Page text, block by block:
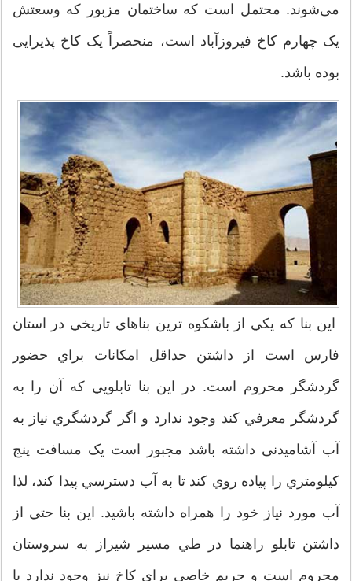
می‌شوند. محتمل است که ساختمان مزبور که وسعتش
یک چهارم کاخ فیروزآباد است، منحصراً یک کاخ پذیرایی
بوده باشد.
اين بنا که يکي از باشکوه ترين بناهاي تاريخي در استان
فارس است از داشتن حداقل امکانات براي حضور
گردشگر محروم است. در اين بنا تابلويي که آن را به
گردشگر معرفي کند وجود ندارد و اگر گردشگري نیاز به
آب آشامیدنی داشته باشد مجبور است يک مسافت پنج
کيلومتري را پياده روي کند تا به آب دسترسي پيدا کند، لذا
آب مورد نیاز خود را همراه داشته باشید. اين بنا حتي از
داشتن تابلو راهنما در طي مسير شيراز به سروستان
محروم است و حريم خاصي براي کاخ نيز وجود ندارد يا